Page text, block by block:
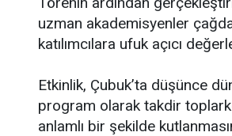
uzman akademisyenler
katılımcılara ufuk açıcı
Etkinlik, Çubuk’ta düşünce
program olarak takdir
anlamlı bir şekilde